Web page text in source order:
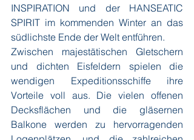
INSPIRATION und der HANSEATIC
SPIRIT im kommenden Winter an das
südlichste Ende der Welt entführen.
Zwischen majestätischen Gletschern
und dichten Eisfeldern spielen die
wendigen Expeditionsschiffe ihre
Vorteile voll aus. Die vielen offenen
Decksflächen und die gläsernen
Balkone werden zu hervorragenden